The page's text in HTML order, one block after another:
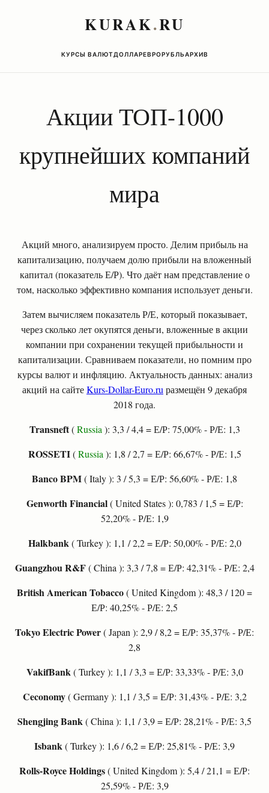
KURAK.RU
КУРСЫ ВАЛЮТДОЛЛАРЕВРОРУБЛЬАРХИВ
Акции ТОП-1000
крупнейших компаний
мира
Акций много, анализируем просто. Делим прибыль на
капитализацию, получаем долю прибыли на вложенный
капитал (показатель Е/Р). Что даёт нам представление о
том, насколько эффективно компания использует деньги.
Затем вычисляем показатель Р/Е, который показывает,
через сколько лет окупятся деньги, вложенные в акции
компании при сохранении текущей прибыльности и
капитализации. Сравниваем показатели, но помним про
курсы валют и инфляцию. Актуальность данных: анализ
акций на сайтеKurs-Dollar-Euro.ru размещён 9 декабря
2018 года.
Transneft(Russia ): 3,3 / 4,4 = Е/Р: 75,00% - Р/Е: 1,3
ROSSETI(Russia ): 1,8 / 2,7 = Е/Р: 66,67% - Р/Е: 1,5
Banco BPM( Italy ): 3 / 5,3 = Е/Р: 56,60% - Р/Е: 1,8
Genworth Financial( United States ): 0,783 / 1,5 = Е/Р:
52,20% - Р/Е: 1,9
Halkbank( Turkey ): 1,1 / 2,2 = Е/Р: 50,00% - Р/Е: 2,0
Guangzhou R&F( China ): 3,3 / 7,8 = Е/Р: 42,31% - Р/Е: 2,4
British American Tobacco( United Kingdom ): 48,3 / 120 =
Е/Р: 40,25% - Р/Е: 2,5
Tokyo Electric Power( Japan ): 2,9 / 8,2 = Е/Р: 35,37% - Р/Е:
2,8
VakifBank( Turkey ): 1,1 / 3,3 = Е/Р: 33,33% - Р/Е: 3,0
Ceconomy( Germany ): 1,1 / 3,5 = Е/Р: 31,43% - Р/Е: 3,2
Shengjing Bank( China ): 1,1 / 3,9 = Е/Р: 28,21% - Р/Е: 3,5
Isbank( Turkey ): 1,6 / 6,2 = Е/Р: 25,81% - Р/Е: 3,9
Rolls-Royce Holdings( United Kingdom ): 5,4 / 21,1 = Е/Р:
25,59% - Р/Е: 3,9